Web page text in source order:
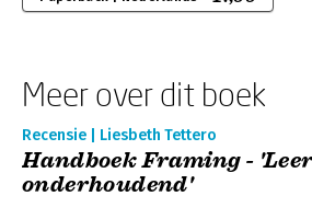
Meer over dit boek
Recensie | Liesbeth Tettero
Handboek Framing -
onderhoudend'